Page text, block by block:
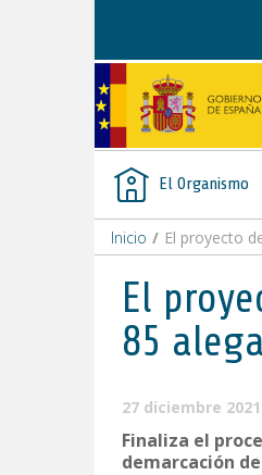
El Organismo
Inicio / El proyecto
El
85
27 diciembre 2021
Finaliza el
demarcación